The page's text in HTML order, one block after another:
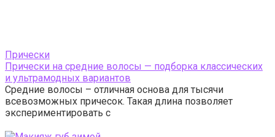
Прически
Прически на средние волосы — подборка классических
и ультрамодных вариантов
Средние волосы – отличная основа для тысячи
всевозможных причесок. Такая длина позволяет
экспериментировать с